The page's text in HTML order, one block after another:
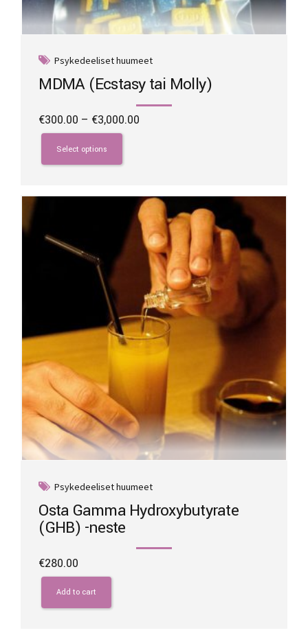
Psykedeeliset huumeet
MDMA (Ecstasy tai Molly)
€300.00 – €3,000.00
Select options
This
product
has
may
Psykedeeliset huumeet
Osta Gamma Hydroxybutyrate
(GHB) -neste
€280.00
Add to cart